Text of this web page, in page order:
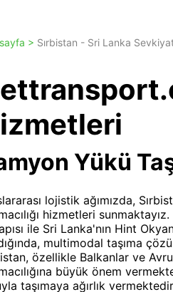
> Sırbistan - Sri Lanka
Yükü
lojistik ağımızda,
hizmetleri
ile Sri Lanka'nın Hint
multimodal taşıma
özellikle Balkanlar ve
büyük önem
taşımaya ağırlık